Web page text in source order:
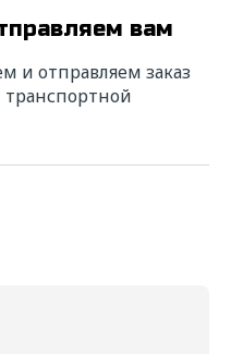
вам
и отправляем заказ